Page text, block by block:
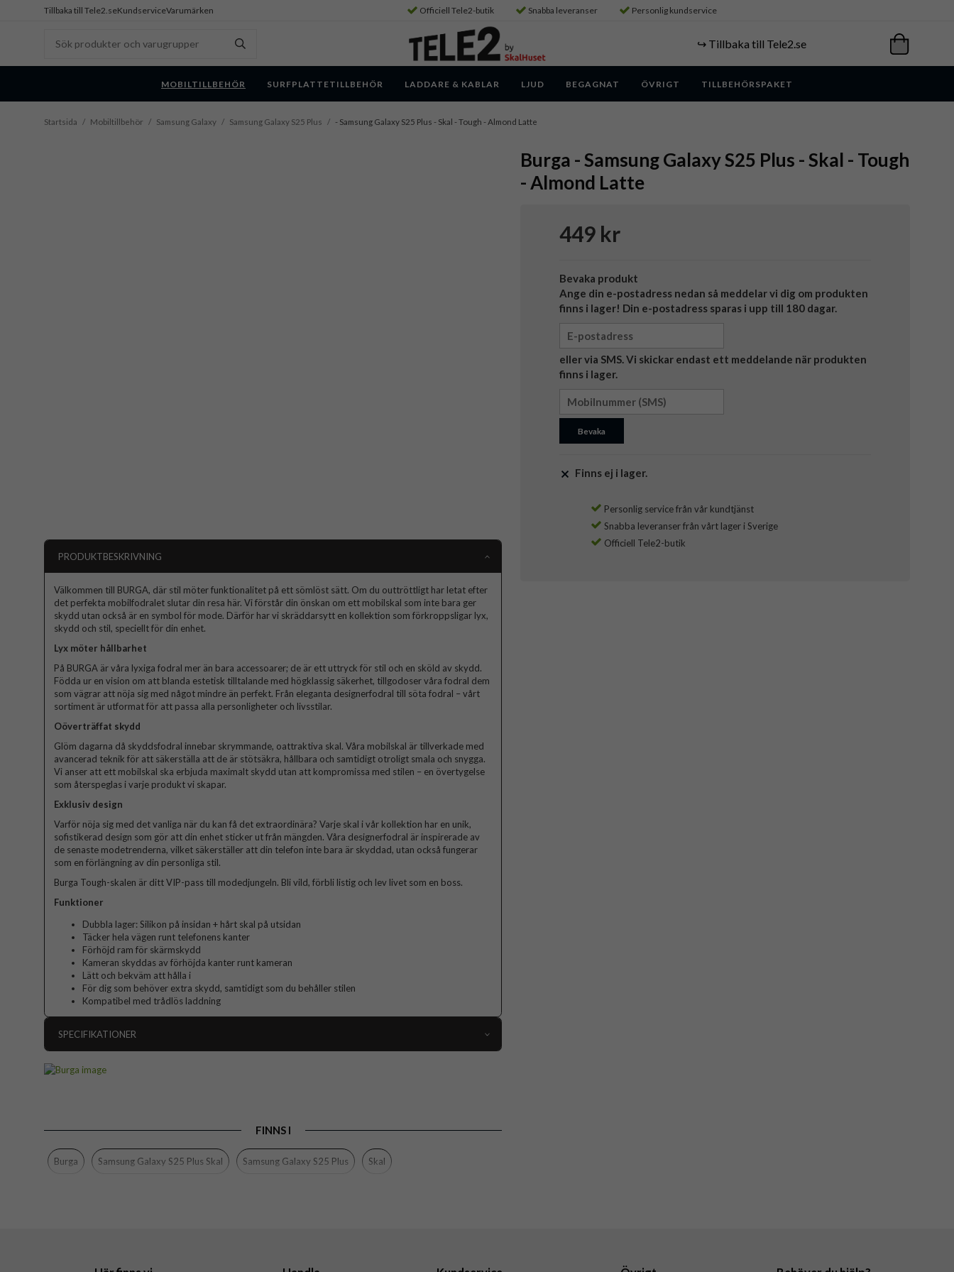
Tillbaka till Tele2.seKundserviceVarumärken Officiell Tele2-butik Snabba leveranser Personlig kundservice
↪️ Tillbaka till Tele2.se
MOBILTILLBEHÖR SURFPLATTETILLBEHÖR LADDARE & KABLAR LJUD BEGAGNAT ÖVRIGT TILLBEHÖRSPAKET
Startsida / Mobiltillbehör / Samsung Galaxy / Samsung Galaxy S25 Plus / - Samsung Galaxy S25 Plus - Skal - Tough - Almond Latte
Burga - Samsung Galaxy S25 Plus - Skal - Tough
- Almond Latte
449 kr
Bevaka produkt
Ange din e-postadress nedan så meddelar vi dig om produkten
finns i lager! Din e-postadress sparas i upp till 180 dagar.
eller via SMS. Vi skickar endast ett meddelande när produkten
finns i lager.
Bevaka
Finns ej i lager.
Personlig service från vår kundtjänst
Snabba leveranser från vårt lager i Sverige
Officiell Tele2-butik
PRODUKTBESKRIVNING
Välkommen till BURGA, där stil möter funktionalitet på ett sömlöst sätt. Om du outtröttligt har letat efter
det perfekta mobilfodralet slutar din resa här. Vi förstår din önskan om ett mobilskal som inte bara ger
skydd utan också är en symbol för mode. Därför har vi skräddarsytt en kollektion som förkroppsligar lyx,
skydd och stil, speciellt för din enhet.
Lyx möter hållbarhet
På BURGA är våra lyxiga fodral mer än bara accessoarer; de är ett uttryck för stil och en sköld av skydd.
Födda ur en vision om att blanda estetisk tilltalande med högklassig säkerhet, tillgodoser våra fodral dem
som vägrar att nöja sig med något mindre än perfekt. Från eleganta designerfodral till söta fodral – vårt
sortiment är utformat för att passa alla personligheter och livsstilar.
Oöverträffat skydd
Glöm dagarna då skyddsfodral innebar skrymmande, oattraktiva skal. Våra mobilskal är tillverkade med
avancerad teknik för att säkerställa att de är stötsäkra, hållbara och samtidigt otroligt smala och snygga.
Vi anser att ett mobilskal ska erbjuda maximalt skydd utan att kompromissa med stilen – en övertygelse
som återspeglas i varje produkt vi skapar.
Exklusiv design
Varför nöja sig med det vanliga när du kan få det extraordinära? Varje skal i vår kollektion har en unik,
sofistikerad design som gör att din enhet sticker ut från mängden. Våra designerfodral är inspirerade av
de senaste modetrenderna, vilket säkerställer att din telefon inte bara är skyddad, utan också fungerar
som en förlängning av din personliga stil.
Burga Tough-skalen är ditt VIP-pass till modedjungeln. Bli vild, förbli listig och lev livet som en boss.
Funktioner
Dubbla lager: Silikon på insidan + hårt skal på utsidan
Täcker hela vägen runt telefonens kanter
Förhöjd ram för skärmskydd
Kameran skyddas av förhöjda kanter runt kameran
Lätt och bekväm att hålla i
För dig som behöver extra skydd, samtidigt som du behåller stilen
Kompatibel med trådlös laddning
SPECIFIKATIONER
Färg
Flerfärgad
Material
Hårdplast (PC), Mjukplast (TPU)
FINNS I
Burga Samsung Galaxy S25 Plus Skal Samsung Galaxy S25 Plus Skal